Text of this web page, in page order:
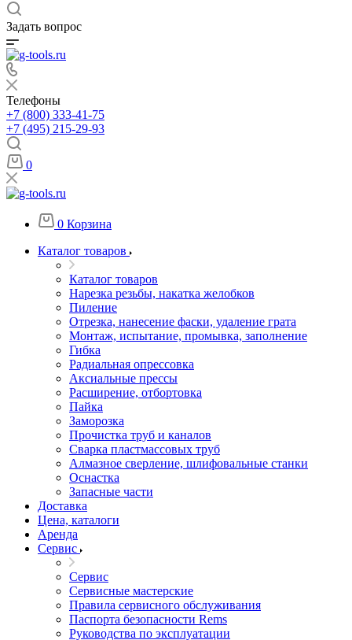
Задать вопрос
Телефоны
+7 (800) 333-41-75
+7 (495) 215-29-93
0
0 Корзина
Каталог товаров
Каталог товаров
Нарезка резьбы, накатка желобков
Пиление
Отрезка, нанесение фаски, удаление грата
Монтаж, испытание, промывка, заполнение
Гибка
Радиальная опрессовка
Аксиальные прессы
Расширение, отбортовка
Пайка
Заморозка
Прочистка труб и каналов
Сварка пластмассовых труб
Алмазное сверление, шлифовальные станки
Оснастка
Запасные части
Доставка
Цена, каталоги
Аренда
Сервис
Сервис
Сервисные мастерские
Правила сервисного обслуживания
Паспорта безопасности Rems
Руководства по эксплуатации